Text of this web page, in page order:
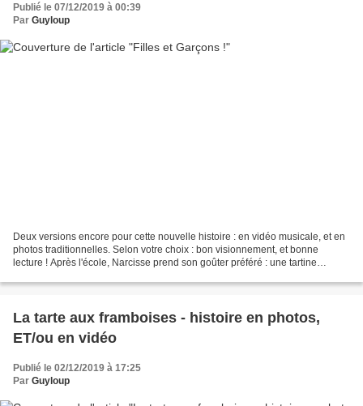
Publié le 07/12/2019 à 00:39
Par Guyloup
Deux versions encore pour cette nouvelle histoire : en vidéo musicale, et en
photos traditionnelles. Selon votre choix : bon visionnement, et bonne
lecture ! Après l'école, Narcisse prend son goûter préféré : une tartine
La tarte aux framboises - histoire en photos,
ET/ou en vidéo
Publié le 02/12/2019 à 17:25
Par Guyloup